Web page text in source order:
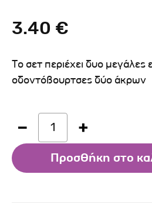
3.40 €
Το σετ περιέχει δυο μεγάλες
οδοντόβουρτσες δύο άκρων
1
Προσθήκη στο